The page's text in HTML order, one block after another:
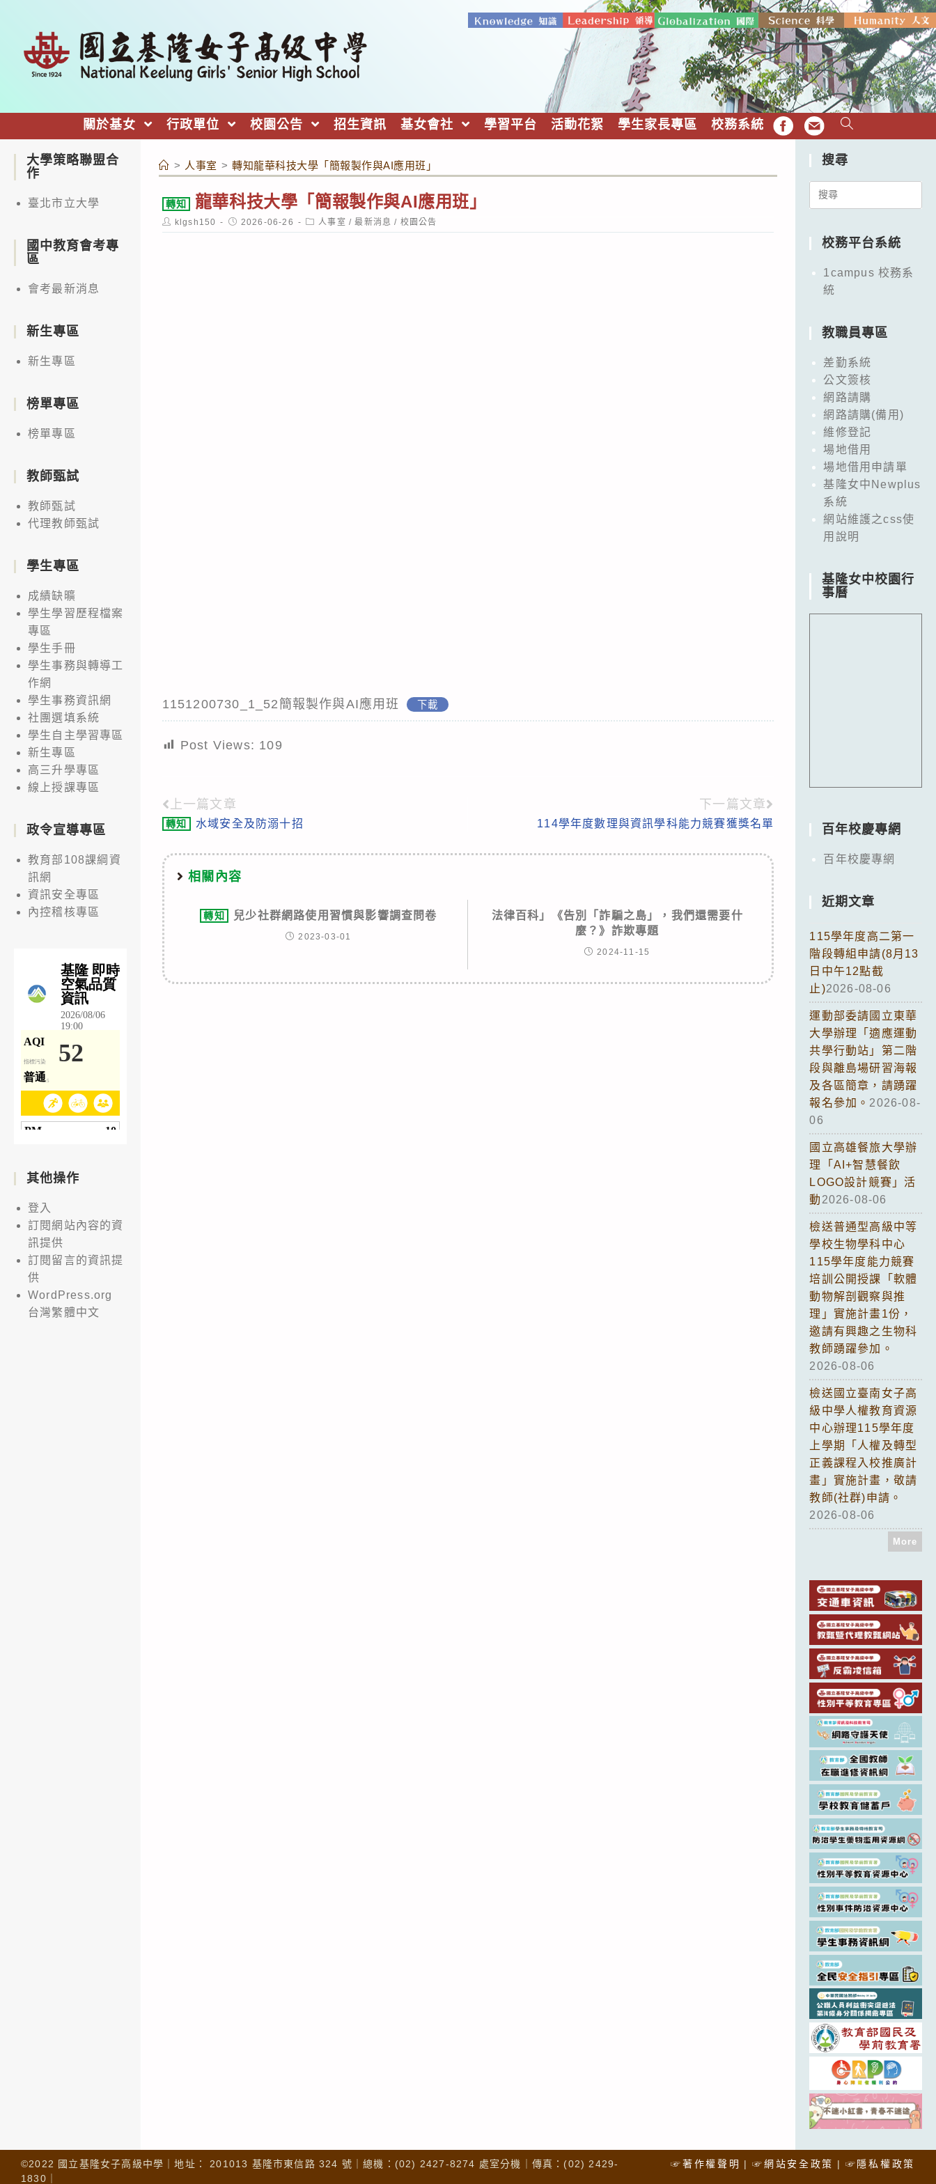
關於基女 行政單位 校園公告 招生資訊 基女會社 學習平台 活動花絮 學生家長專區 校務系統 FB EMAIL
> 人事室 > 轉知龍華科技大學「簡報製作與AI應用班」
轉知 龍華科技大學「簡報製作與AI應用班」
Post
author:
klgsh150
Post
published:
2026-06-26
Post
category:
人事室 / 最新消息 / 校園公告
1151200730_1_52簡報製作與AI應用班 下載
Post Views: 109
Read
more
articles
上一篇文章
轉知 水域安全及防溺十招
下一篇文章
114學年度數理與資訊學科能力競賽獲獎名單
相關內容
轉知 兒少社群網路使用習慣與影響調查問卷
2023-03-01
法律百科」《告別「詐騙之島」，我們還需要什
麼？》詐欺專題
2024-11-15
大學策略聯盟合
作
臺北市立大學
國中教育會考專
區
會考最新消息
新生專區
新生專區
榜單專區
榜單專區
教師甄試
教師甄試
代理教師甄試
學生專區
成績缺曠
學生學習歷程檔案
專區
學生手冊
學生事務與轉導工
作網
學生事務資訊網
社團選填系統
學生自主學習專區
新生專區
高三升學專區
線上授課專區
政令宣導專區
教育部108課綱資
訊網
資訊安全專區
內控稽核專區
其他操作
登入
訂閱網站內容的資
訊提供
訂閱留言的資訊提
供
WordPress.org
台灣繁體中文
搜尋
Search
校務平台系統
1campus 校務系
統
教職員專區
差勤系統
公文簽核
網路請購
網路請購(備用)
維修登記
場地借用
場地借用申請單
基隆女中Newplus
系統
網站維護之css使
用說明
基隆女中校園行
事曆
百年校慶專網
百年校慶專網
近期文章
115學年度高二第一
階段轉組申請(8月13
日中午12點截
止)2026-08-06
運動部委請國立東華
大學辦理「適應運動
共學行動站」第二階
段與離島場研習海報
及各區簡章，請踴躍
報名參加。 2026-08-
06
國立高雄餐旅大學辦
理「AI+智慧餐飲
LOGO設計競賽」活
動 2026-08-06
檢送普通型高級中等
學校生物學科中心
115學年度能力競賽
培訓公開授課「軟體
動物解剖觀察與推
理」實施計畫1份，
邀請有興趣之生物科
教師踴躍參加。
2026-08-06
檢送國立臺南女子高
級中學人權教育資源
中心辦理115學年度
上學期「人權及轉型
正義課程入校推廣計
畫」實施計畫，敬請
教師(社群)申請。
2026-08-06
More
☞著作權聲明 ☞網站安全政策 ☞隱私權政策
©2022 國立基隆女子高級中學｜地址： 201013 基隆市東信路 324 號｜總機：(02) 2427-8274 處室分機｜傳真：(02) 2429-
1830｜